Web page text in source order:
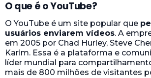
O que é o YouTube?
O YouTube é um site popular que
usuários enviarem vídeos. A
em 2005 por Chad Hurley, Steve
Karim. Essa é a plataforma e
líder mundial para
mais de 800 milhões de visitantes